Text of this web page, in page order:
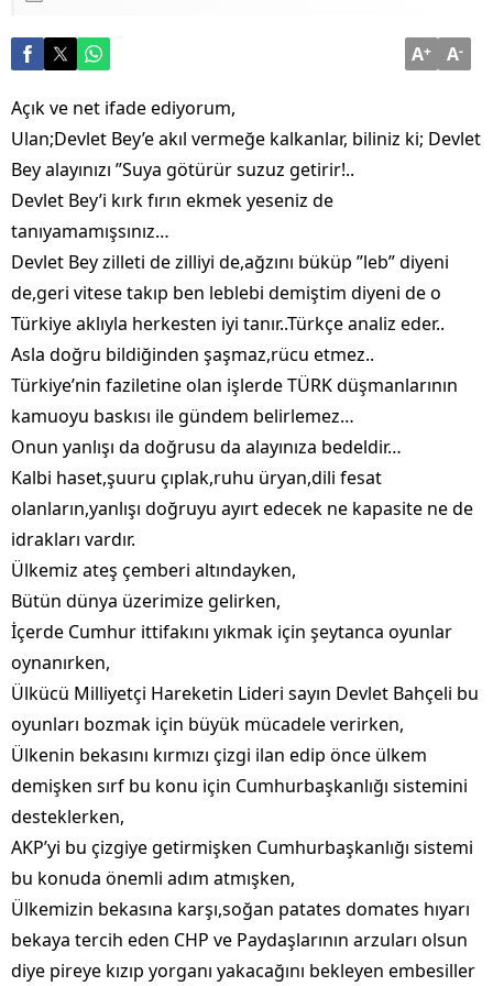
Aklı ile Millet İrfanı Buluştu
A+ A-
Açık ve net ifade ediyorum,
Ulan;Devlet Bey’e akıl vermeğe kalkanlar, biliniz ki; Devlet
Bey alayınızı ”Suya götürür suzuz getirir!..
Devlet Bey’i kırk fırın ekmek yeseniz de
tanıyamamışsınız…
Devlet Bey zilleti de zilliyi de,ağzını büküp ”leb” diyeni
de,geri vitese takıp ben leblebi demiştim diyeni de o
Türkiye aklıyla herkesten iyi tanır..Türkçe analiz eder..
Asla doğru bildiğinden şaşmaz,rücu etmez..
Türkiye’nin faziletine olan işlerde TÜRK düşmanlarının
kamuoyu baskısı ile gündem belirlemez…
Onun yanlışı da doğrusu da alayınıza bedeldir…
Kalbi haset,şuuru çıplak,ruhu üryan,dili fesat
olanların,yanlışı doğruyu ayırt edecek ne kapasite ne de
idrakları vardır.
Ülkemiz ateş çemberi altındayken,
Bütün dünya üzerimize gelirken,
İçerde Cumhur ittifakını yıkmak için şeytanca oyunlar
oynanırken,
Ülkücü Milliyetçi Hareketin Lideri sayın Devlet Bahçeli bu
oyunları bozmak için büyük mücadele verirken,
Ülkenin bekasını kırmızı çizgi ilan edip önce ülkem
demişken sırf bu konu için Cumhurbaşkanlığı sistemini
desteklerken,
AKP’yi bu çizgiye getirmişken Cumhurbaşkanlığı sistemi
bu konuda önemli adım atmışken,
Ülkemizin bekasına karşı,soğan patates domates hıyarı
bekaya tercih eden CHP ve Paydaşlarının arzuları olsun
diye pireye kızıp yorganı yakacağını bekleyen embesiller